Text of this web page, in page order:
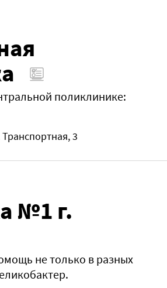
поликлинике:
Транспортная, 3
№1 г.
не только в разных